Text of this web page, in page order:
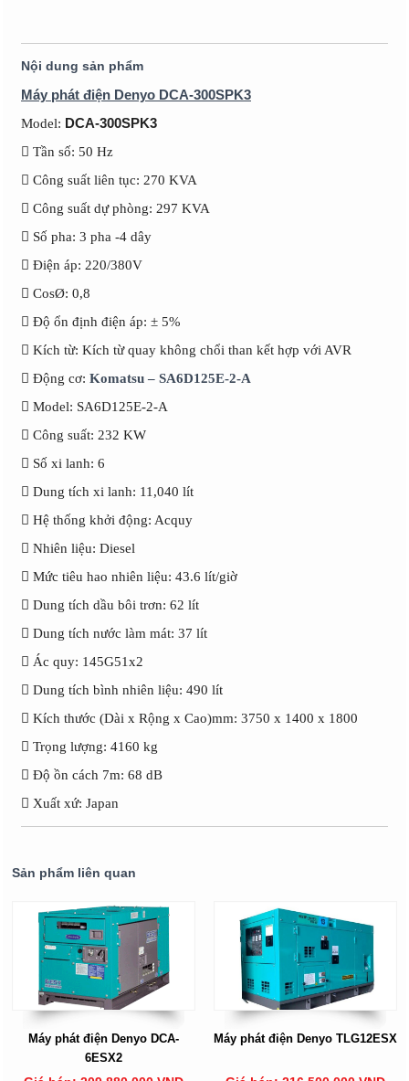
Nội dung sản phẩm
Máy phát điện Denyo DCA-300SPK3
Model: DCA-300SPK3
 Tần số: 50 Hz
 Công suất liên tục: 270 KVA
 Công suất dự phòng: 297 KVA
 Số pha: 3 pha -4 dây
 Điện áp: 220/380V
 CosØ: 0,8
 Độ ổn định điện áp: ± 5%
 Kích từ: Kích từ quay không chổi than kết hợp với AVR
 Động cơ: Komatsu – SA6D125E-2-A
 Model: SA6D125E-2-A
 Công suất: 232 KW
 Số xi lanh: 6
 Dung tích xi lanh: 11,040 lít
 Hệ thống khởi động: Acquy
 Nhiên liệu: Diesel
 Mức tiêu hao nhiên liệu: 43.6 lít/giờ
 Dung tích dầu bôi trơn: 62 lít
 Dung tích nước làm mát: 37 lít
 Ác quy: 145G51x2
 Dung tích bình nhiên liệu: 490 lít
 Kích thước (Dài x Rộng x Cao)mm: 3750 x 1400 x 1800
 Trọng lượng: 4160 kg
 Độ ồn cách 7m: 68 dB
 Xuất xứ: Japan
Sản phẩm liên quan
Máy phát điện Denyo DCA-
6ESX2
Máy phát điện Denyo TLG12ESX